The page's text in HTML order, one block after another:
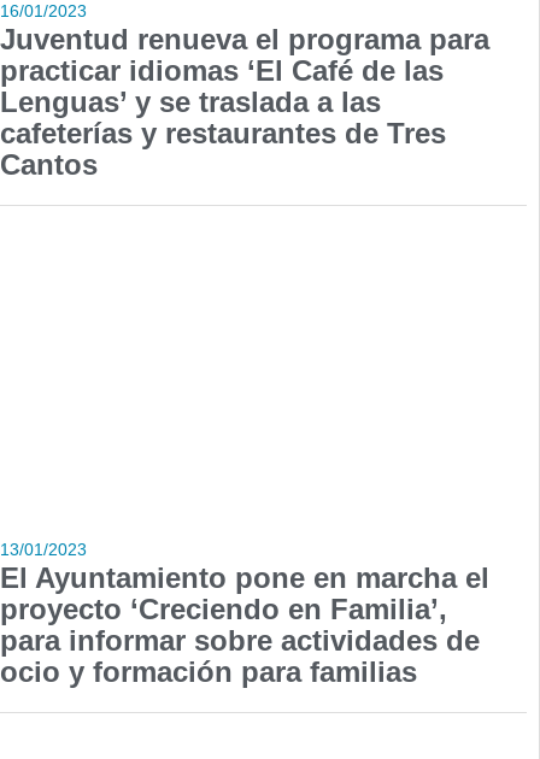
16/01/2023
Juventud renueva el programa para
practicar idiomas ‘El Café de las
Lenguas’ y se traslada a las
cafeterías y restaurantes de Tres
Cantos
13/01/2023
El Ayuntamiento pone en marcha el
proyecto ‘Creciendo en Familia’,
para informar sobre actividades de
ocio y formación para familias